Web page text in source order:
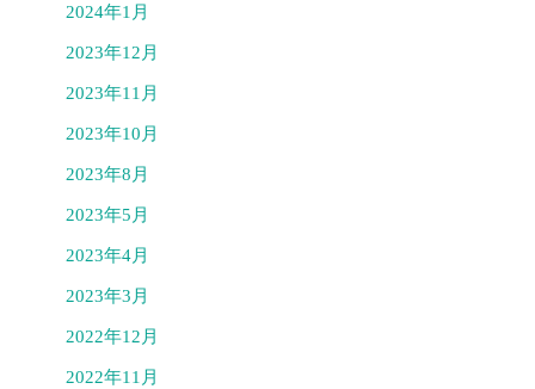
2024年1月
2023年12月
2023年11月
2023年10月
2023年8月
2023年5月
2023年4月
2023年3月
2022年12月
2022年11月